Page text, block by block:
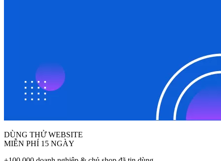
DÙNG THỬ WEBSITE
MIỄN PHÍ 15 NGÀY